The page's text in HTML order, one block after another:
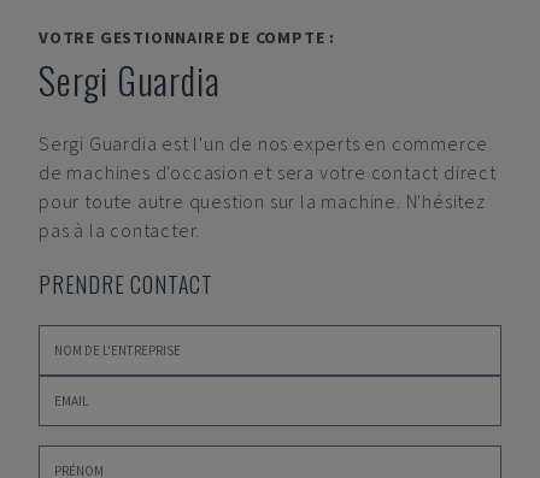
VOTRE GESTIONNAIRE DE COMPTE :
Sergi Guardia
Sergi Guardia est l'un de nos experts en commerce
de machines d'occasion et sera votre contact direct
pour toute autre question sur la machine. N'hésitez
pas à la contacter.
PRENDRE CONTACT